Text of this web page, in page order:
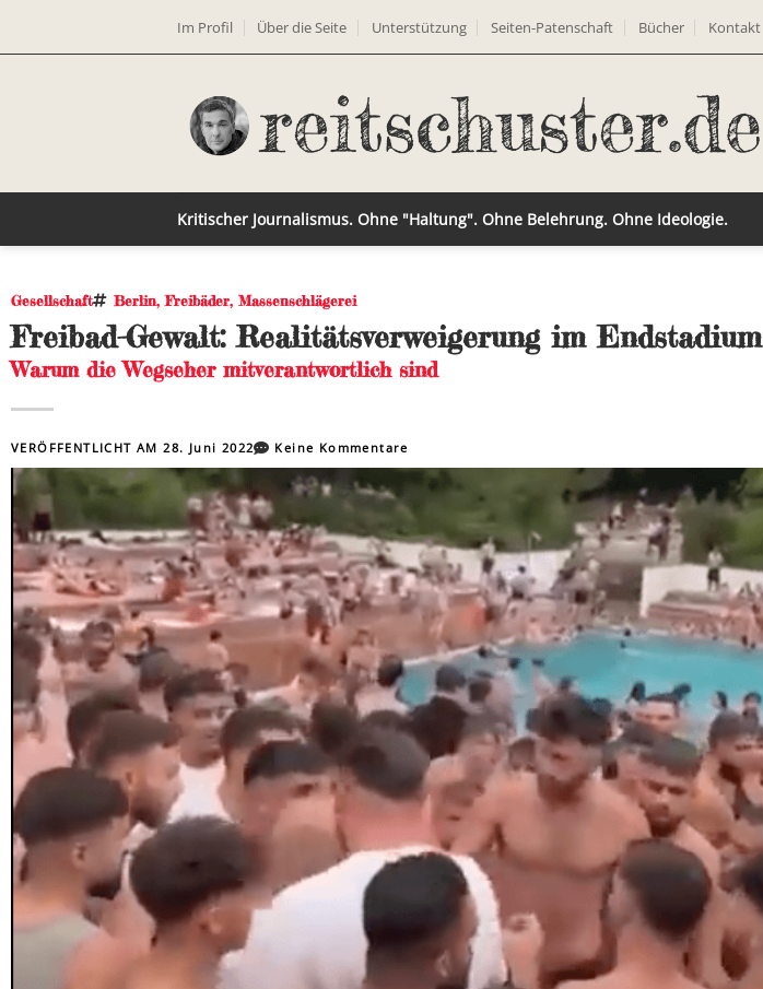
Im Profil Über die Seite Unterstützung Seiten-Patenschaft Bücher Kontakt
Kritischer Journalismus. Ohne "Haltung". Ohne Belehrung. Ohne Ideologie.
Gesellschaft Berlin,Freibäder, Massenschlägerei
Freibad-Gewalt: Realitätsverweigerung im Endstadium
Warum die Wegseher mitverantwortlich sind
VERÖFFENTLICHT AM28. Juni 2022 Keine Kommentare